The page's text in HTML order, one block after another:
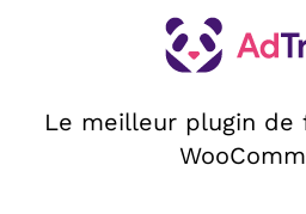
Le meilleur plugin